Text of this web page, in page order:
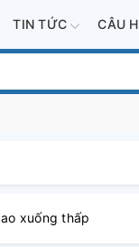
TIN TỨC CÂU
xuống thấp